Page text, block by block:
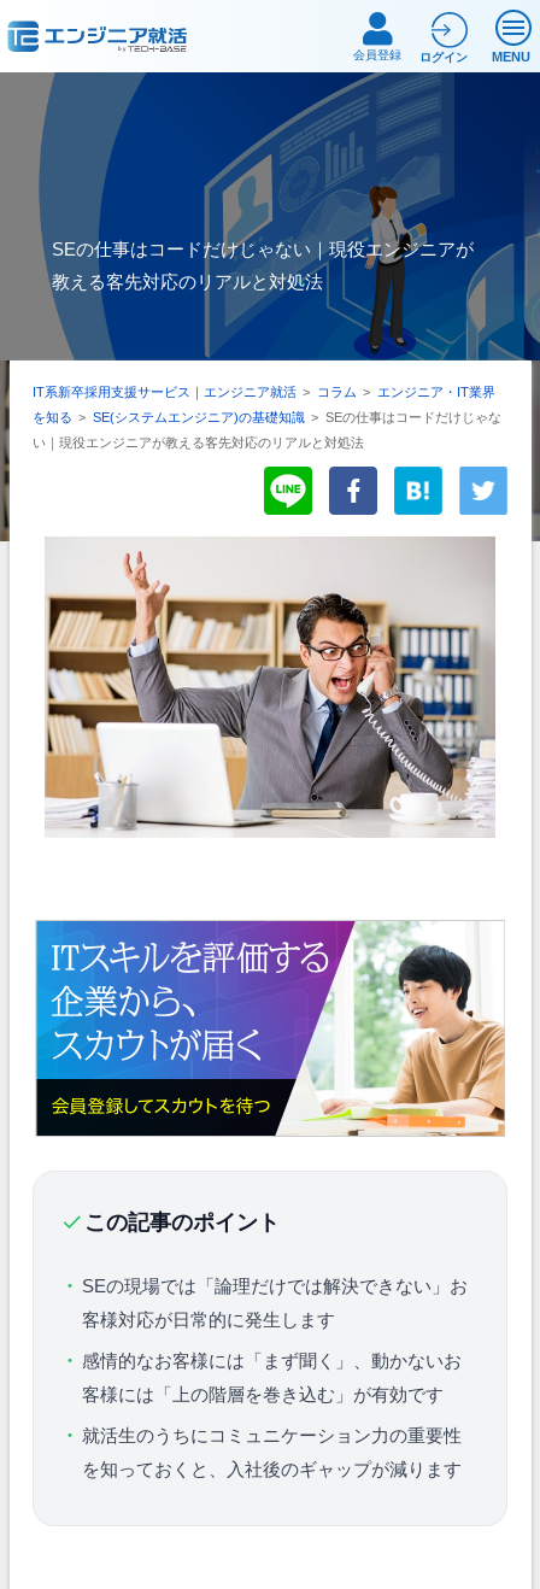
MENU
会員登録 ログイン
SEの仕事はコードだけじゃない｜現役エンジニアが
教える客先対応のリアルと対処法
IT系新卒採用支援サービス｜エンジニア就活 > コラム > エンジニア・IT業界
を知る > SE(システムエンジニア)の基礎知識 > SEの仕事はコードだけじゃな
い｜現役エンジニアが教える客先対応のリアルと対処法
この記事のポイント
SEの現場では「論理だけでは解決できない」お
客様対応が日常的に発生します
感情的なお客様には「まず聞く」、動かないお
客様には「上の階層を巻き込む」が有効です
就活生のうちにコミュニケーション力の重要性
を知っておくと、入社後のギャップが減ります